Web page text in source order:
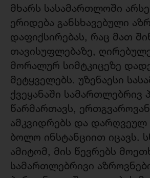
მხარს სასამართლოში
ერიდება განსხავებული
დაფიქსირებას, რაც მათ
თავისუფლებაზე,
მორალურ სიმტკიცეზე
მეტყველებს. უზენაესი
ქვეყანაში სამართლებრივ
წარმართავს, ერთგვაროვან
ამკვიდრებს და დარღვეულ
ბოლო ინსტანციით იცავს.
ამიტომ, მის წევრებს
სამართლებრივი